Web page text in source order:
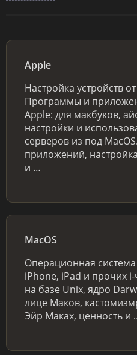
Apple
Настройка устройств
Программы и
Apple: для макбуков,
настройки и
серверов из под
приложений,
и …
MacOS
Операционная
iPhone, iPad и прочих
на базе Unix, ядро
лице Маков,
Эйр Маках, ценность и